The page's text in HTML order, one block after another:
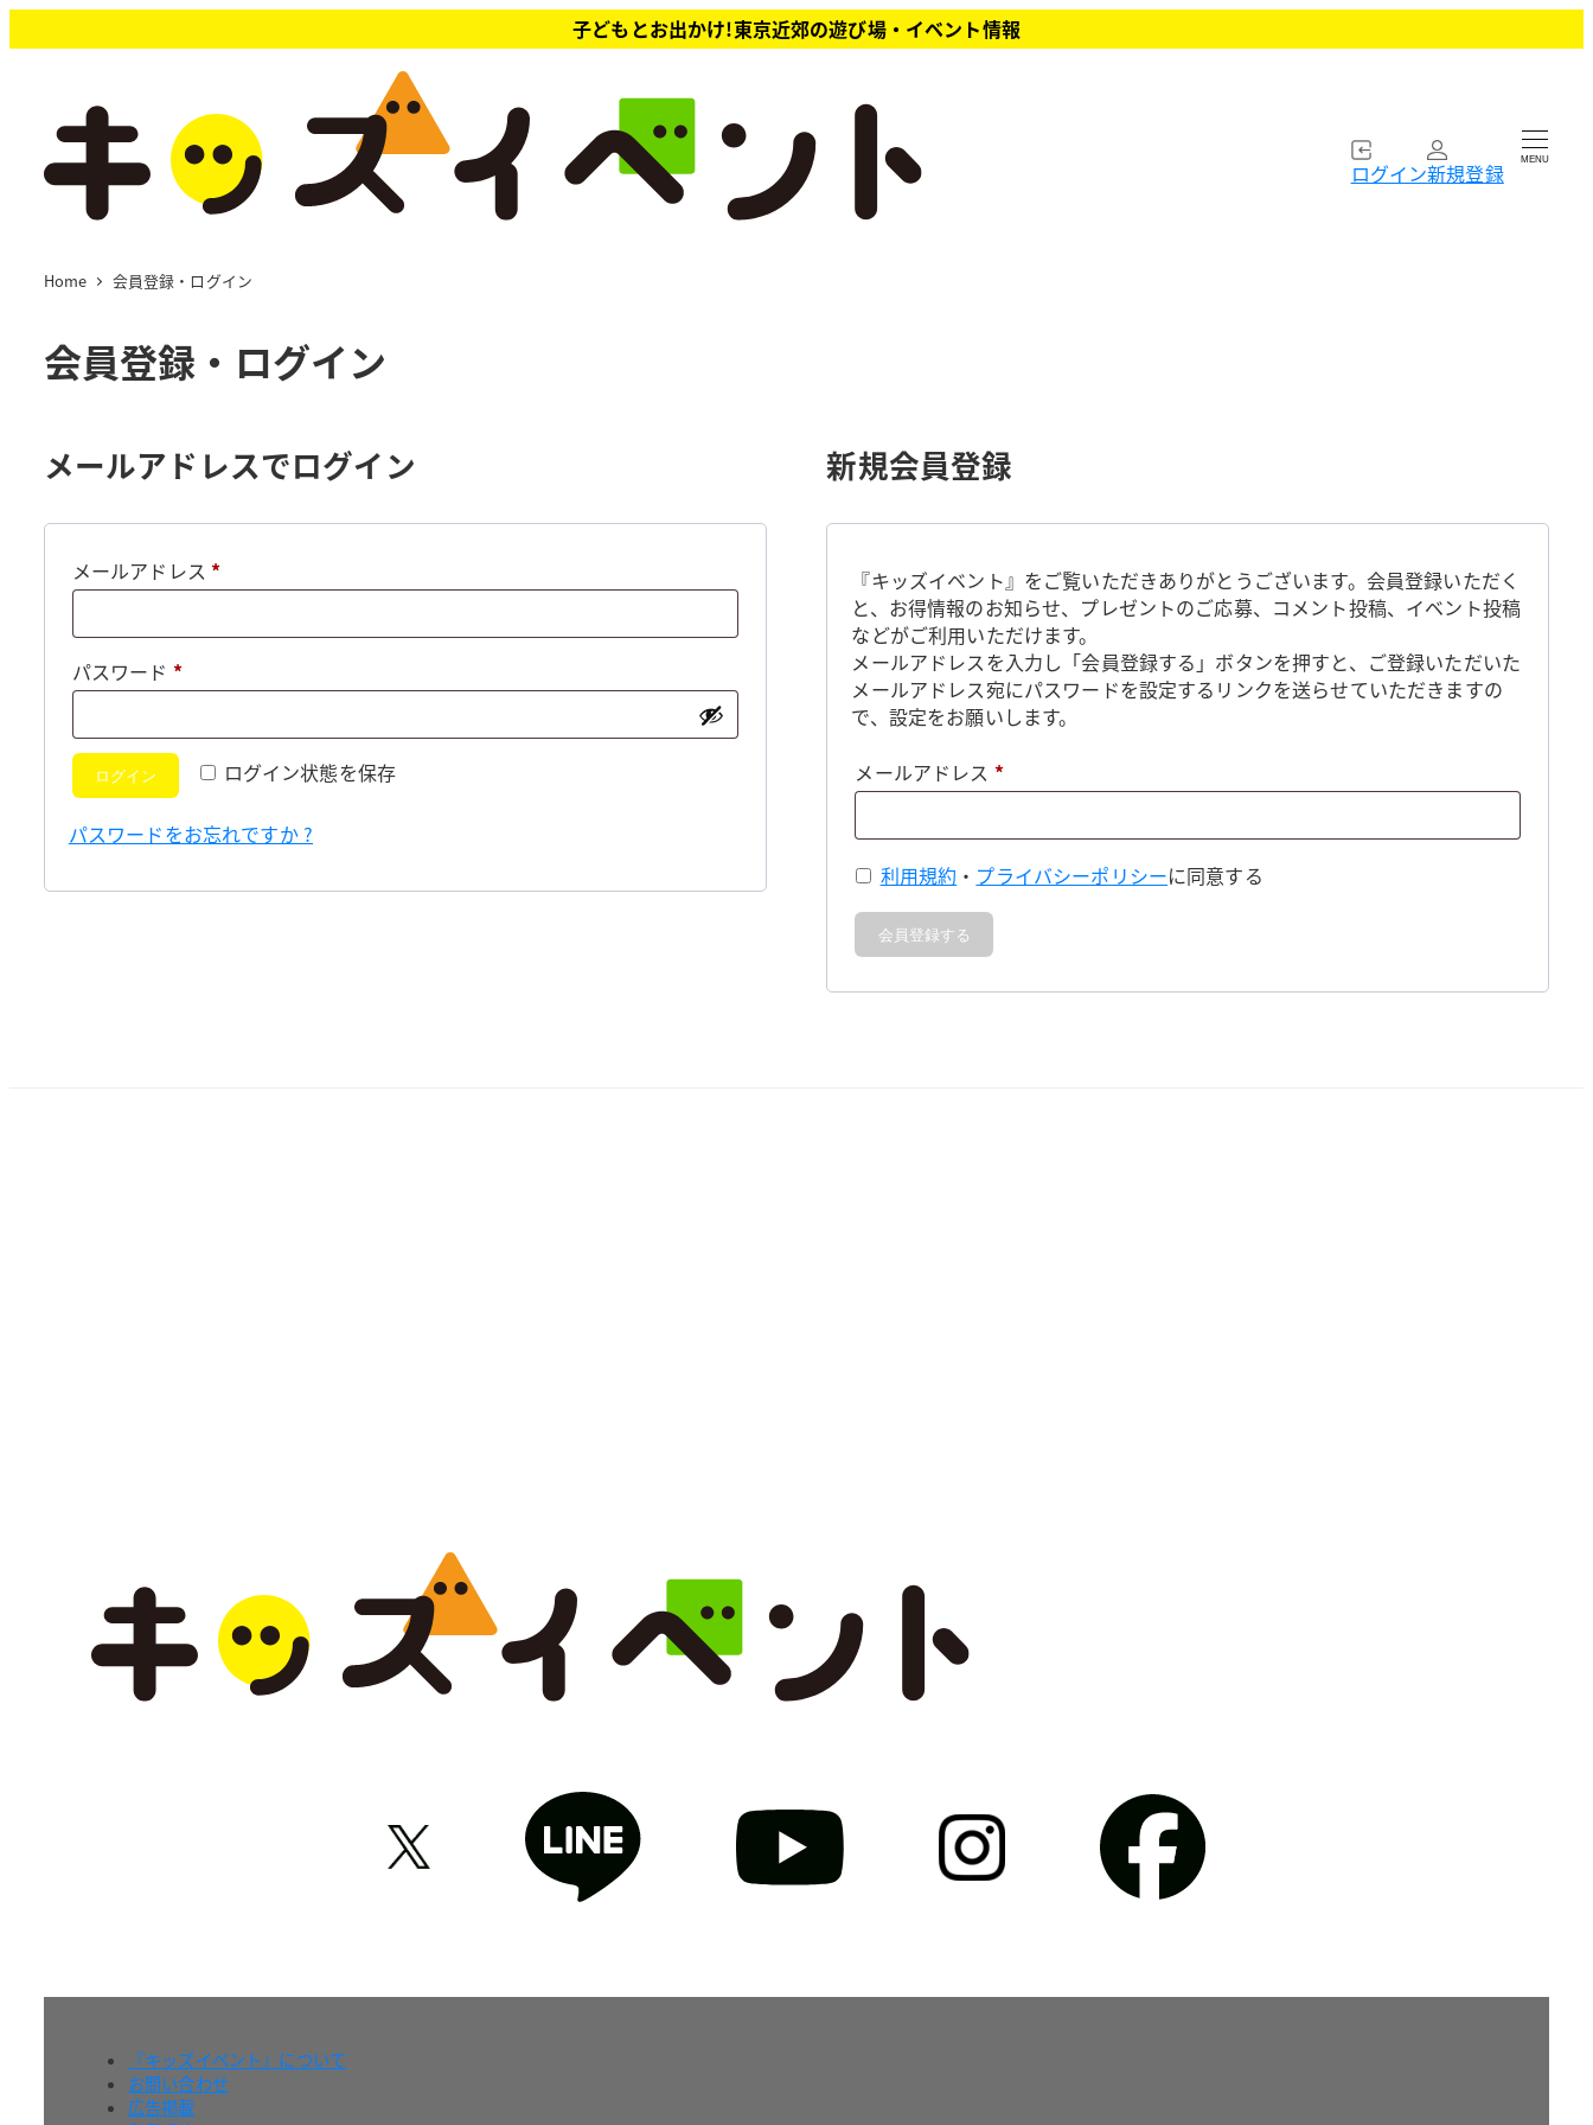
イ
子どもとお出かけ!東京近郊の遊び場・イベント情報
ログイン新規登録 MENU
Home 会員登録・ログイン
会員登録・ログイン
メールアドレスでログイン
メールアドレス *必
パスワード *必
ログイン状態を保存
ログイン
パスワードをお忘れですか ?
新規会員登録
『キッズイベント』をご覧いただきありがとうございます。会員登録いただく
と、お得情報のお知らせ、プレゼントのご応募、コメント投稿、イベント投稿
などがご利用いただけます。
メールアドレスを入力し「会員登録する」ボタンを押すと、ご登録いただいた
メールアドレス宛にパスワードを設定するリンクを送らせていただきますの
で、設定をお願いします。
メールアドレス *必
利用規約 ・ プライバシーポリシーに同意する
会員登録する
『キッズイベント』について
お問い合わせ
広告掲載